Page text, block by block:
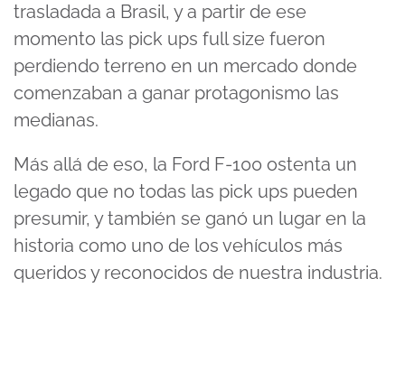
trasladada a Brasil, y a partir de ese
momento las pick ups full size fueron
perdiendo terreno en un mercado donde
comenzaban a ganar protagonismo las
medianas.
Más allá de eso, la Ford F-100 ostenta un
legado que no todas las pick ups pueden
presumir, y también se ganó un lugar en la
historia como uno de los vehículos más
queridos y reconocidos de nuestra industria.